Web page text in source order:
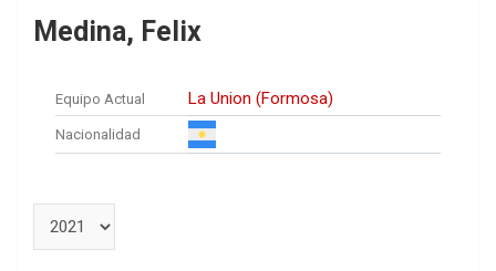
Medina, Felix
Equipo Actual La Union (Formosa)
Nacionalidad